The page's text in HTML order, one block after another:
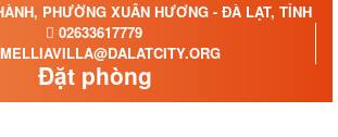
PHƯỜNG XUÂN HƯƠNG - ĐÀ LẠT, TỈNH
02633617779
Đặt phòng